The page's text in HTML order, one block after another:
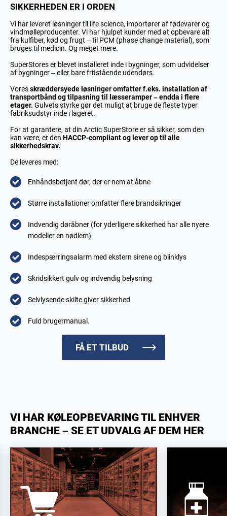
SIKKERHEDEN ER I ORDEN
Vi har leveret løsninger til life science, importører af fødevarer og
vindmølleproducenter. Vi har hjulpet kunder med at opbevare alt
fra kulfiber, kød og frugt – til PCM (phase change material), som
bruges til medicin. Og meget mere.
SuperStores er blevet installeret inde i bygninger, som udvidelser
af bygninger – eller bare fritstående udendørs.
Voresskræddersyede løsninger omfatter f.eks. installation af
transportbånd og tilpasning til læsseramper – endda i flere
etager. Gulvets styrke gør det muligt at bruge de fleste typer
fabriksudstyr inde i lageret.
For at garantere, at din Arctic SuperStore er så sikker, som den
kan være, er den HACCP-compliant og lever op til alle
sikkerhedskrav.
De leveres med:
Enhåndsbetjent dør, der er nem at åbne
Større installationer omfatter flere brandsikringer
Indvendig døråbner (for yderligere sikkerhed har alle nyere
modeller en nødlem)
Indespærringsalarm med ekstern sirene og blinklys
Skridsikkert gulv og indvendig belysning
Selvlysende skilte giver sikkerhed
Fuld brugermanual.
FÅ ET TILBUD
VI HAR KØLEOPBEVARING TIL ENHVER
BRANCHE – SE ET UDVALG AF DEM HER